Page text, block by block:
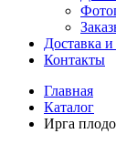
Доставка и
Контакты
Главная
Каталог
Ирга